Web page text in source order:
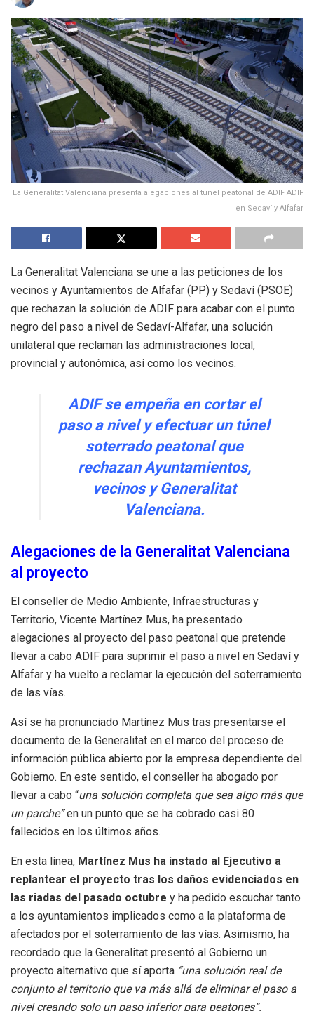
La Generalitat Valenciana presenta alegaciones al túnel peatonal de ADIF ADIF
en Sedaví y Alfafar
La Generalitat Valenciana se une a las peticiones de los
vecinos y Ayuntamientos de Alfafar (PP) y Sedaví (PSOE)
que rechazan la solución de ADIF para acabar con el punto
negro del paso a nivel de Sedaví-Alfafar, una solución
unilateral que reclaman las administraciones local,
provincial y autonómica, así como los vecinos.
ADIF se empeña en cortar el
paso a nivel y efectuar un túnel
soterrado peatonal que
rechazan Ayuntamientos,
vecinos y Generalitat
Valenciana.
Alegaciones de la Generalitat Valenciana
al proyecto
El conseller de Medio Ambiente, Infraestructuras y
Territorio, Vicente Martínez Mus, ha presentado
alegaciones al proyecto del paso peatonal que pretende
llevar a cabo ADIF para suprimir el paso a nivel en Sedaví y
Alfafar y ha vuelto a reclamar la ejecución del soterramiento
de las vías.
Así se ha pronunciado Martínez Mus tras presentarse el
documento de la Generalitat en el marco del proceso de
información pública abierto por la empresa dependiente del
Gobierno. En este sentido, el conseller ha abogado por
llevar a cabo “una solución completa que sea algo más que
un parche”en un punto que se ha cobrado casi 80
fallecidos en los últimos años.
En esta línea, Martínez Mus ha instado al Ejecutivo a
replantear el proyecto tras los daños evidenciados en
las riadas del pasado octubre y ha pedido escuchar tanto
a los ayuntamientos implicados como a la plataforma de
afectados por el soterramiento de las vías. Asimismo, ha
recordado que la Generalitat presentó al Gobierno un
proyecto alternativo que sí aporta “una solución real de
conjunto al territorio que va más allá de eliminar el paso a
nivel creando solo un paso inferior para peatones”.